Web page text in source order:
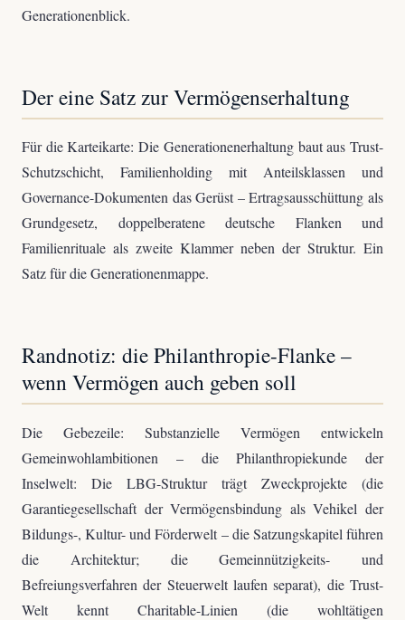
Generationenblick.
Der eine Satz zur Vermögenserhaltung
Für die Karteikarte: Die Generationenerhaltung baut aus Trust-
Schutzschicht, Familienholding mit Anteilsklassen und
Governance-Dokumenten das Gerüst – Ertragsausschüttung als
Grundgesetz, doppelberatene deutsche Flanken und
Familienrituale als zweite Klammer neben der Struktur. Ein
Satz für die Generationenmappe.
Randnotiz: die Philanthropie-Flanke –
wenn Vermögen auch geben soll
Die Gebezeile: Substanzielle Vermögen entwickeln
Gemeinwohlambitionen – die Philanthropiekunde der
Inselwelt: Die LBG-Struktur trägt Zweckprojekte (die
Garantiegesellschaft der Vermögensbindung als Vehikel der
Bildungs-, Kultur- und Förderwelt – die Satzungskapitel führen
die Architektur; die Gemeinnützigkeits- und
Befreiungsverfahren der Steuerwelt laufen separat), die Trust-
Welt kennt Charitable-Linien (die wohltätigen